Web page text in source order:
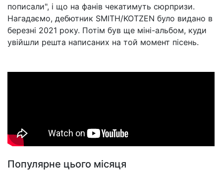
пописали", і що на фанів чекатимуть сюрпризи.
Нагадаємо, дебютник SMITH/KOTZEN було видано в
березні 2021 року. Потім був ще міні-альбом, куди
увійшли решта написаних на той момент пісень.
Популярне цього місяця